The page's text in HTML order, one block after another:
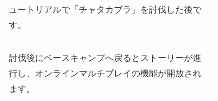
ュートリアルで「チャタカブラ」を討伐した後で
す。
討伐後にベースキャンプへ戻るとストーリーが進
行し、オンラインマルチプレイの機能が開放され
ます。